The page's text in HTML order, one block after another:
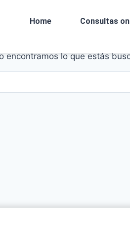
Home Consultas
encontramos lo que estás